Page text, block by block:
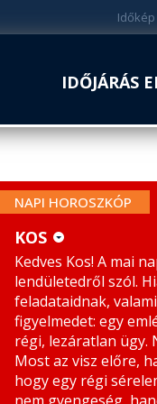
Időkép
IDŐJÁRÁS
NAPI HOROSZKÓP
KOS
BIKA
IKREK
RÁK
KOS
Kedves Kos! A mai
lendületedről szól.
feladataidnak,
figyelmedet: egy
régi, lezáratlan ügy.
Most az visz előre,
hogy egy régi